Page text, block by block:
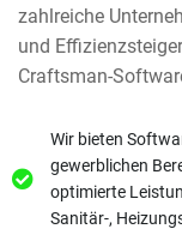
zahlreiche
und
Craftsman-
Wir bieten
gewerblichen
optimierte
Sanitär-,